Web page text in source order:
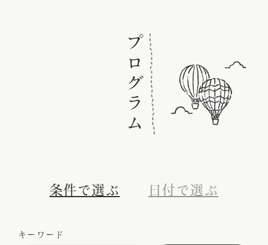
り方 教えます！」抽選申込期間変更のお知らせ
59番・65番・94番 追加募集決定！(追加の予約
受付は10月25日お昼12:00から開始します）
予約受付は、10月11日(土) お昼12:00 から開始
プログラム
条件で選ぶ 日付で選ぶ
キーワード